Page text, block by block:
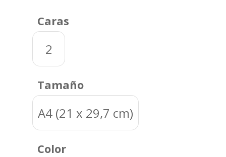
Caras
2
Tamaño
A4 (21 x 29,7 cm)
Color